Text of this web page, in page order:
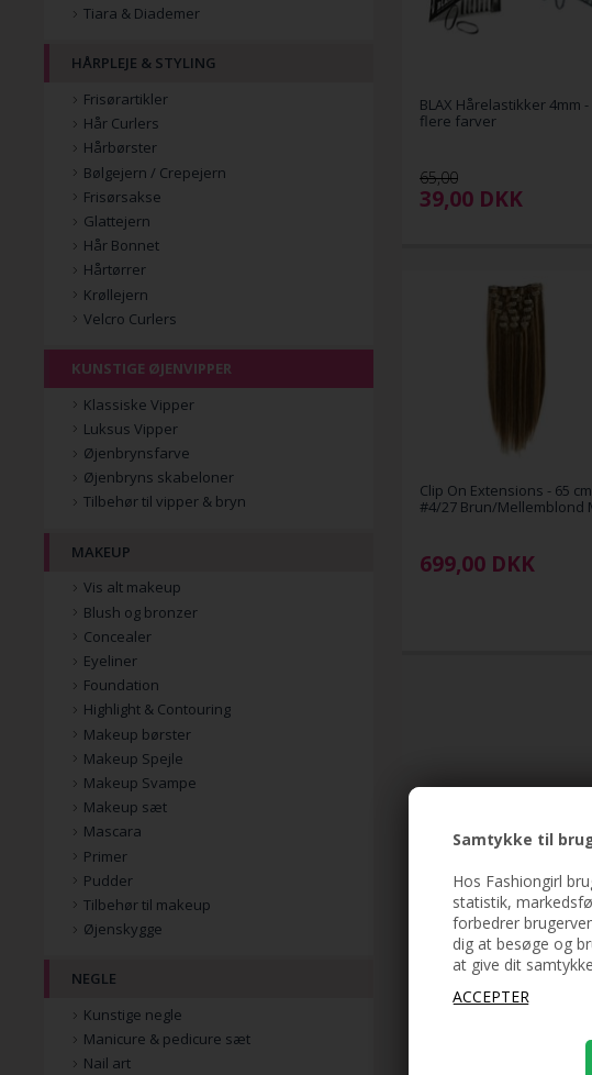
Samtykke til
Hos Fashiongirl
statistik,
forbedrer
dig at besøge og
at give dit
BLAX Hårelastikker 4mm -
flere farver
65,00
39,00 DKK
Clip On Extensions - 65
#4/27 Brun/Mellemblond
699,00 DKK
Tiara & Diademer
HÅRPLEJE & STYLING
Frisørartikler
Hår Curlers
Hårbørster
Bølgejern / Crepejern
Frisørsakse
Glattejern
Hår Bonnet
Hårtørrer
Krøllejern
Velcro Curlers
KUNSTIGE ØJENVIPPER
Klassiske Vipper
Luksus Vipper
Øjenbrynsfarve
Øjenbryns skabeloner
Tilbehør til vipper & bryn
MAKEUP
Vis alt makeup
Blush og bronzer
Concealer
Eyeliner
Foundation
Highlight & Contouring
Makeup børster
Makeup Spejle
Makeup Svampe
Makeup sæt
Mascara
Primer
Pudder
Tilbehør til makeup
Øjenskygge
NEGLE
Kunstige negle
Manicure & pedicure sæt
Nail art